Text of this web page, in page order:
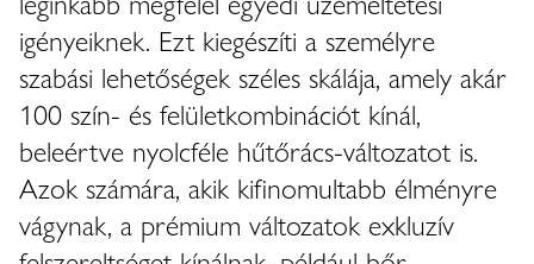
igényeiknek. Ezt kiegészíti a személyre
szabási lehetőségek széles skálája, amely akár
100 szín- és felületkombinációt kínál,
beleértve nyolcféle hűtőrács-változatot is.
Azok számára, akik kifinomultabb élményre
vágynak, a prémium változatok exkluzív